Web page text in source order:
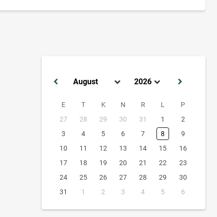
E T K N R L
P
27
28 29 30 31 1
2
3
4 5 6 7 8
9
10
11 12 13 14 15
16
17
18 19 20 21 22
23
24
25 26 27 28 29
30
31
1 2 3 4 5 6